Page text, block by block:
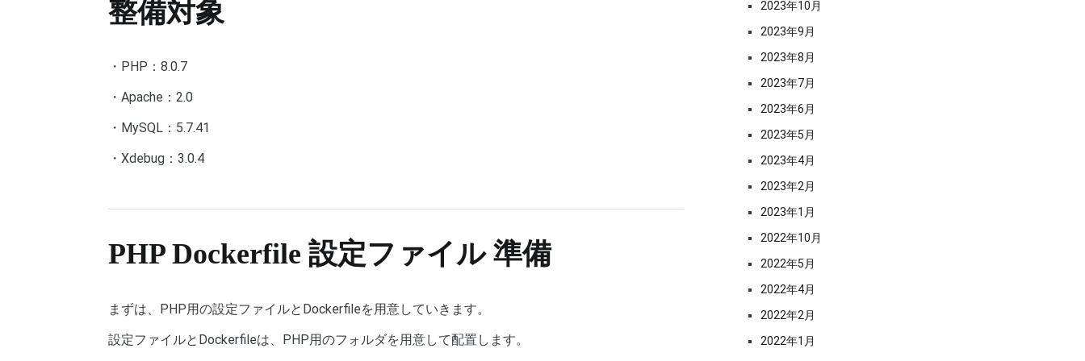
整備対象
・PHP：8.0.7
・Apache：2.0
・MySQL：5.7.41
・Xdebug：3.0.4
PHP Dockerfile 設定ファイル 準備
まずは、PHP用の設定ファイルとDockerfileを用意していきます。
設定ファイルとDockerfileは、PHP用のフォルダを用意して配置します。
2023年10月
2023年9月
2023年8月
2023年7月
2023年6月
2023年5月
2023年4月
2023年2月
2023年1月
2022年10月
2022年5月
2022年4月
2022年2月
2022年1月